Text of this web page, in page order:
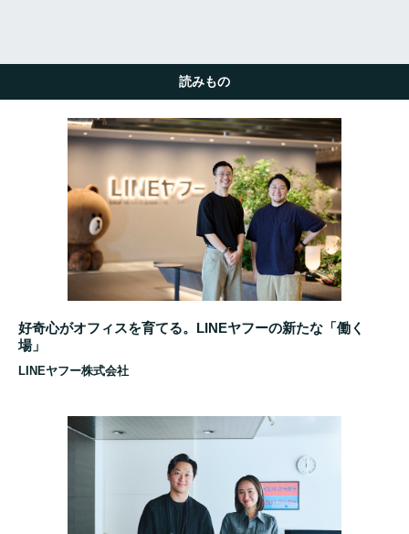
読みもの
好奇心がオフィスを育てる。LINEヤフーの新たな「働く
場」
LINEヤフー株式会社